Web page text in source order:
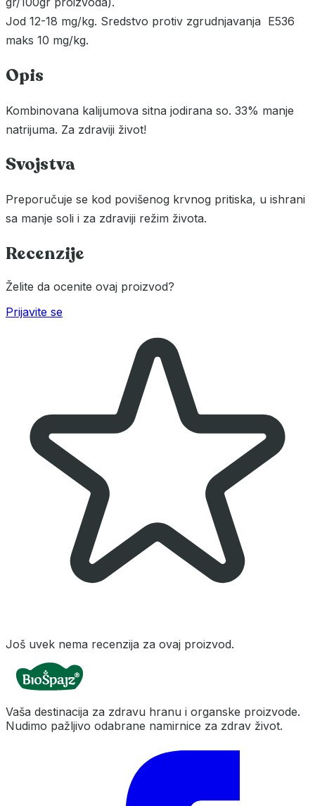
Jod 12-18 mg/kg. Sredstvo protiv zgrudnjavanja E536
maks 10 mg/kg.
Opis
Kombinovana kalijumova sitna jodirana so. 33% manje
natrijuma. Za zdraviji život!
Svojstva
Preporučuje se kod povišenog krvnog pritiska, u ishrani
sa manje soli i za zdraviji režim života.
Recenzije
Želite da ocenite ovaj proizvod?
Prijavite se
Još uvek nema recenzija za ovaj proizvod.
Vaša destinacija za zdravu hranu i organske proizvode.
Nudimo pažljivo odabrane namirnice za zdrav život.